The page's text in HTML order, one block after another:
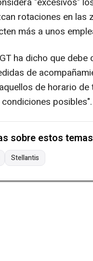
rotaciones en las
más a unos
ha dicho que
de
de horario
posibles".
sobre estos temas
Stellantis